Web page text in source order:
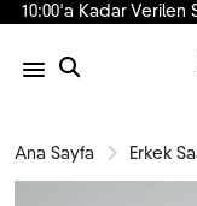
10:00'a Kadar Verilen
Ana Sayfa Erkek